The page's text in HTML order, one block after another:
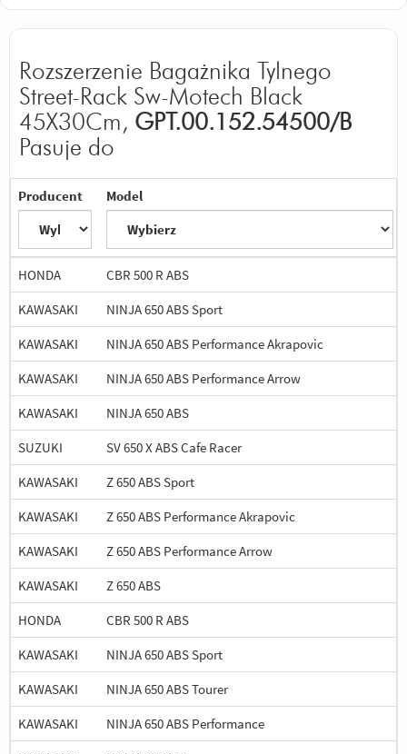
Rozszerzenie Bagażnika Tylnego
Street-Rack Sw-Motech Black
45X30Cm, GPT.00.152.54500/B
Pasuje do
Producent Model
HONDA
CBR 500 R ABS
KAWASAKI
NINJA 650 ABS Sport
KAWASAKI
NINJA 650 ABS Performance Akrapovic
KAWASAKI
NINJA 650 ABS Performance Arrow
KAWASAKI
NINJA 650 ABS
SUZUKI
SV 650 X ABS Cafe Racer
KAWASAKI
Z 650 ABS Sport
KAWASAKI
Z 650 ABS Performance Akrapovic
KAWASAKI
Z 650 ABS Performance Arrow
KAWASAKI
Z 650 ABS
HONDA
CBR 500 R ABS
KAWASAKI
NINJA 650 ABS Sport
KAWASAKI
NINJA 650 ABS Tourer
KAWASAKI
NINJA 650 ABS Performance